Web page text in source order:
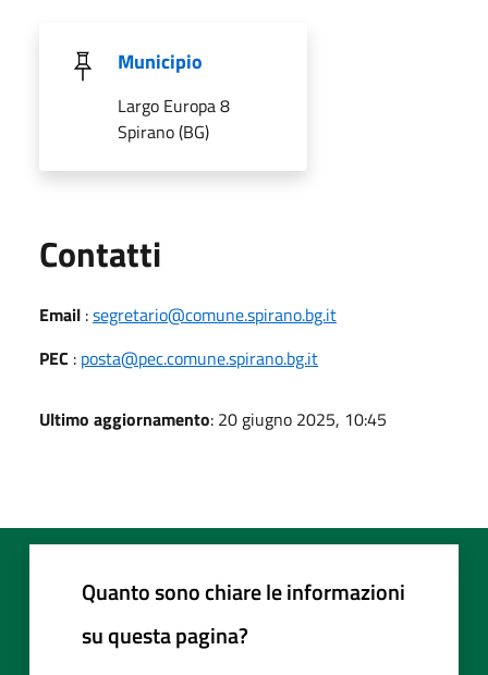
Municipio
Largo Europa 8
Spirano (BG)
Contatti
Email :segretario@comune.spirano.bg.it
PEC : posta@pec.comune.spirano.bg.it
Ultimo aggiornamento: 20 giugno 2025, 10:45
Quanto sono chiare le informazioni
su questa pagina?